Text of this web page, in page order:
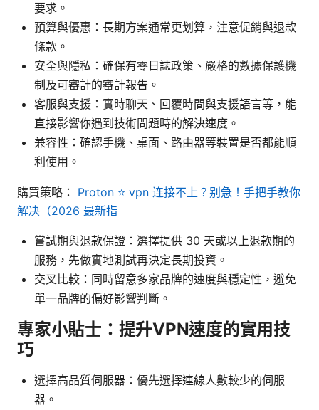
要求。
預算與優惠：長期方案通常更划算，注意促銷與退款
條款。
安全與隱私：確保有零日誌政策、嚴格的數據保護機
制及可審計的審計報告。
客服與支援：實時聊天、回覆時間與支援語言等，能
直接影響你遇到技術問題時的解決速度。
兼容性：確認手機、桌面、路由器等裝置是否都能順
利使用。
購買策略： Proton ⭐ vpn 连接不上？别急！手把手教你
解决（2026 最新指
嘗試期與退款保證：選擇提供 30 天或以上退款期的
服務，先做實地測試再決定長期投資。
交叉比較：同時留意多家品牌的速度與穩定性，避免
單一品牌的偏好影響判斷。
專家小貼士：提升VPN速度的實用技
巧
選擇高品質伺服器：優先選擇連線人數較少的伺服
器。